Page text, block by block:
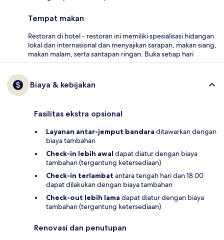
Tempat makan
Restoran di hotel - restoran ini memiliki spesialisasi hidangan
lokal dan internasional dan menyajikan sarapan, makan siang,
makan malam, serta santapan ringan. Buka setiap hari
Biaya & kebijakan
Fasilitas ekstra opsional
Layanan antar-jemput bandara ditawarkan dengan
biaya tambahan
Check-in lebih awal dapat diatur dengan biaya
tambahan (tergantung ketersediaan)
Check-in terlambat antara tengah hari dan 18.00
dapat dilakukan dengan biaya tambahan
Check-out lebih lama dapat diatur dengan biaya
tambahan (tergantung ketersediaan)
Renovasi dan penutupan